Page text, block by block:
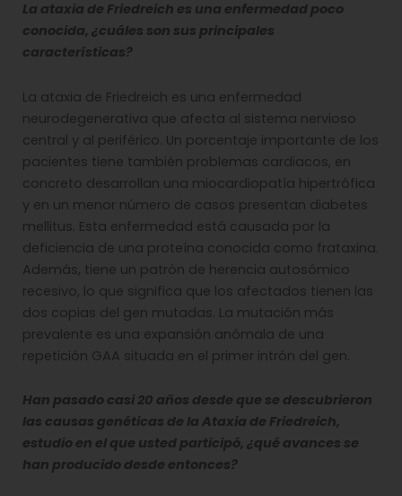
La ataxia de Friedreich es una enfermedad poco
conocida, ¿cuáles son sus principales
características?
La ataxia de Friedreich es una enfermedad
neurodegenerativa que afecta al sistema nervioso
central y al periférico. Un porcentaje importante de los
pacientes tiene también problemas cardiacos, en
concreto desarrollan una miocardiopatía hipertrófica
y en un menor número de casos presentan diabetes
mellitus. Esta enfermedad está causada por la
deficiencia de una proteína conocida como frataxina.
Además, tiene un patrón de herencia autosómico
recesivo, lo que significa que los afectados tienen las
dos copias del gen mutadas. La mutación más
prevalente es una expansión anómala de una
repetición GAA situada en el primer intrón del gen.
Han pasado casi 20 años desde que se descubrieron
las causas genéticas de la Ataxia de Friedreich,
estudio en el que usted participó, ¿qué avances se
han producido desde entonces?